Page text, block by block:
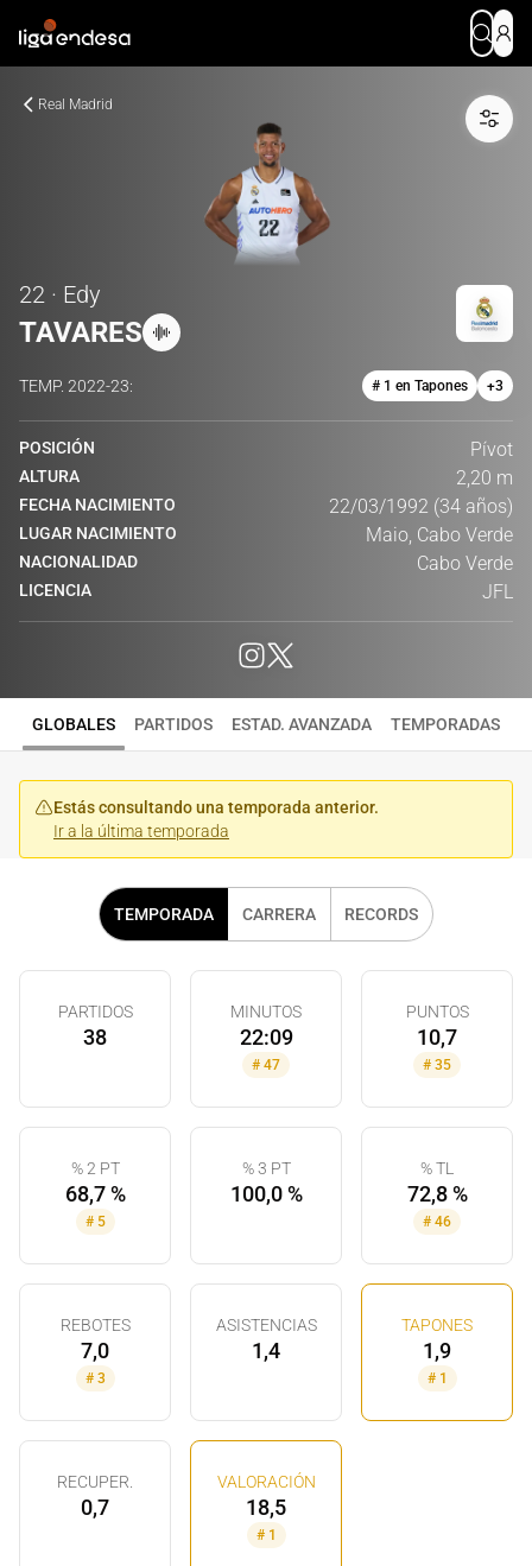
Real Madrid
22 · Edy
TAVARES
TEMP. 2022-23: # 1 en Tapones +3
POSICIÓN Pívot
ALTURA 2,20 m
FECHA NACIMIENTO 22/03/1992 (34 años)
LUGAR NACIMIENTO Maio, Cabo Verde
NACIONALIDAD Cabo Verde
LICENCIA JFL
GLOBALES PARTIDOS ESTAD. AVANZADA TEMPORADAS
Estás consultando una temporada anterior.
Ir a la última temporada
TEMPORADA CARRERA RECORDS
PARTIDOS
38
MINUTOS
22:09
# 47
PUNTOS
10,7
# 35
% 2 PT
68,7 %
# 5
% 3 PT
100,0 %
% TL
72,8 %
# 46
REBOTES
7,0
# 3
ASISTENCIAS
1,4
TAPONES
1,9
# 1
RECUPER.
0,7
VALORACIÓN
18,5
# 1